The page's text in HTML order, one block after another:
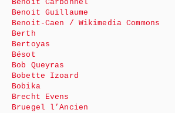
Benoît Carbonnel
Benoit Guillaume
Benoit-Caen / Wikimedia Commons
Berth
Bertoyas
Bésot
Bob Queyras
Bobette Izoard
Bobika
Brecht Evens
Bruegel l’Ancien